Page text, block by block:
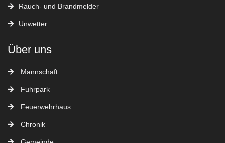
Rauch- und Brandmelder
Unwetter
Über uns
Mannschaft
Fuhrpark
Feuerwehrhaus
Chronik